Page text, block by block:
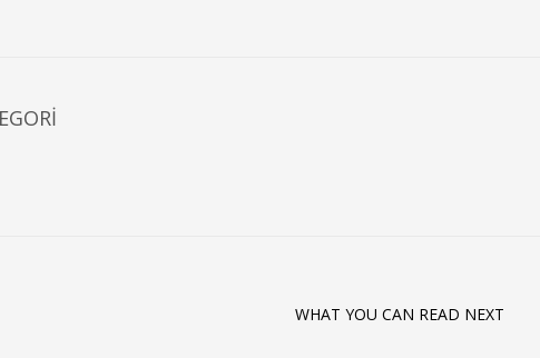
WHAT YOU CAN READ NEXT